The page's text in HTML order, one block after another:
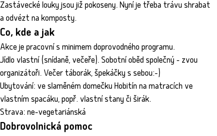
Zastávecké louky jsou již pokoseny. Nyní je třeba trávu shrabat
a odvézt na komposty.
Co, kde a jak
Akce je pracovní s minimem doprovodného programu.
Jídlo vlastní (snídaně, večeře). Sobotní oběd společný - zvou
organizátoři. Večer táborák, špekáčky s sebou:-)
Ubytování: ve slaměném domečku Hobitín na matracích ve
vlastním spacáku, popř. vlastní stany či širák.
Strava: ne-vegetariánská
Dobrovolnická pomoc